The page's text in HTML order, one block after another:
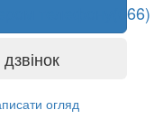
огляд